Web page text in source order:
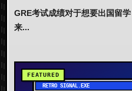
GRE考试成绩对于想要出国留
来...